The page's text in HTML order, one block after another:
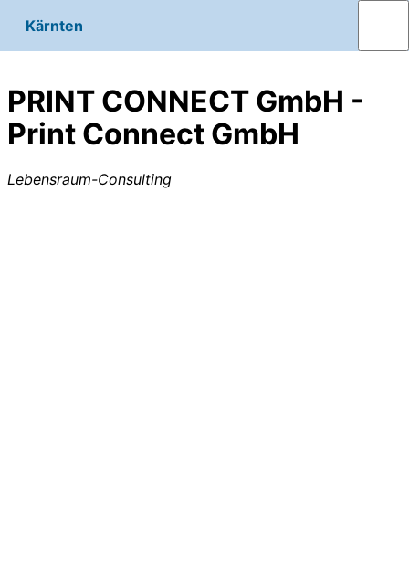
Kärnten
PRINT CONNECT GmbH -
Print Connect GmbH
Lebensraum-Consulting